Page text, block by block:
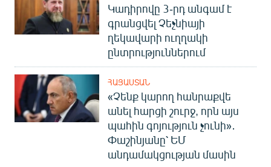
Կադիրովը 3-րդ անգամ է
գրանցվել Չեչնիայի
ղեկավարի ուղղակի
ընտրություններում
ՀԱՅԱՍՏԱՆ
«Չենք կարող հանրաքվե
անել հարցի շուրջ, որն այս
պահին գոյություն չունի»․
Փաշինյանը՝ ԵՄ
անդամակցության մասին